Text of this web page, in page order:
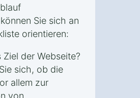
Sie sich an
orientieren:
Ziel der Webseite?
sich, ob die
allem zur
von